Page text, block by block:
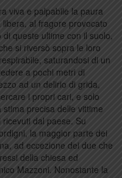
viva e palpabile la paura
al fragore provocato
queste ultime con il suolo,
si riversò sopra le loro
saturandosi di un
a pochi metri di
ad un delirio di grida,
i propri cari, e solo
precisa delle vittime
dal paese. Su
la maggior parte dei
ad eccezione dei due che
della chiesa ed
Mazzoni. Nonostante la